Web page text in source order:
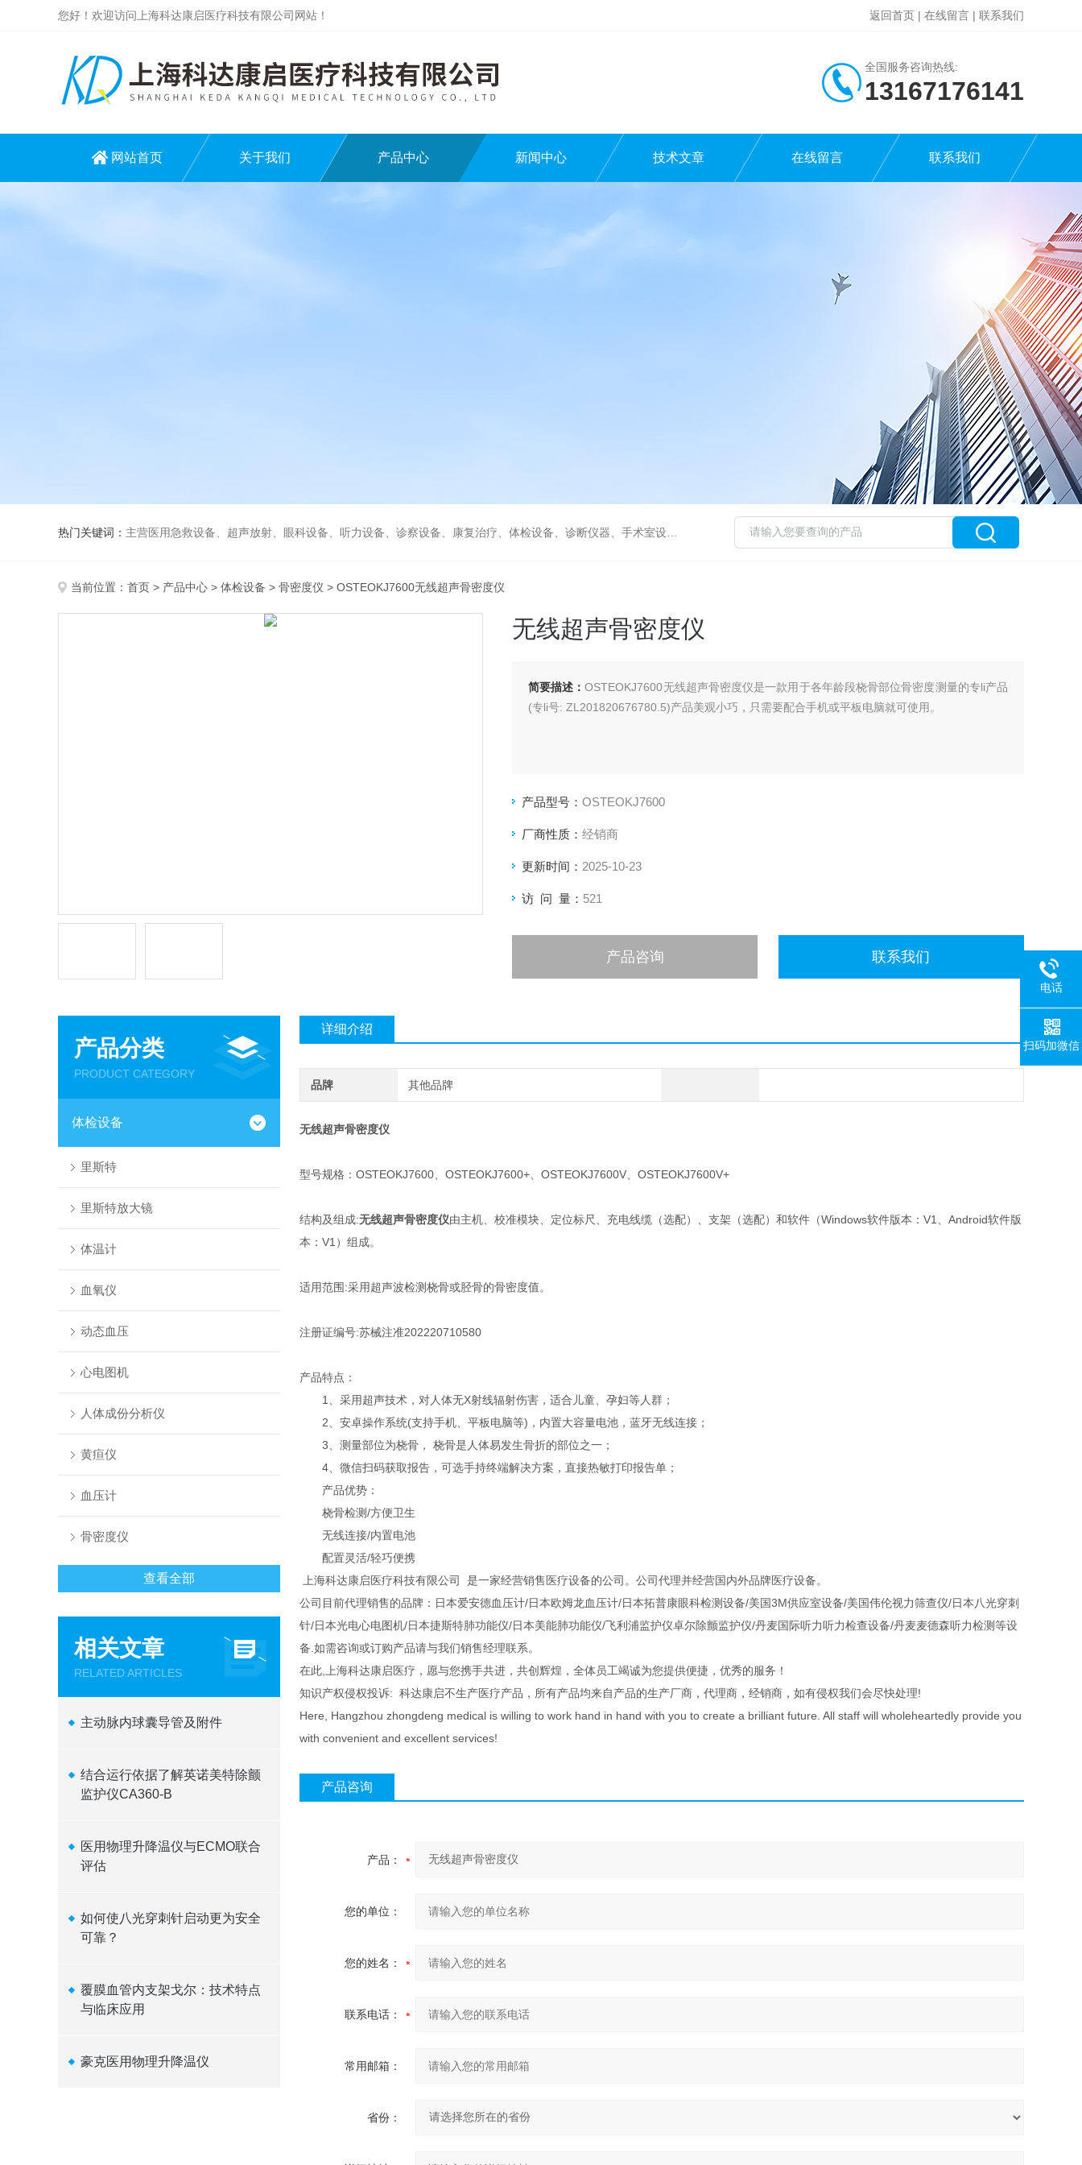
您好！欢迎访问上海科达康启医疗科技有限公司网站！ 返回首页 | 在线留言 | 联系我们
全国服务咨询热线:
13167176141
网站首页 关于我们 产品中心 新闻中心 技术文章 在线留言 联系我们
热门关键词： 主营医用急救设备、超声放射、眼科设备、听力设备、诊察设备、康复治疗、体检设备、诊断仪器、手术室设备急救室、监护设备诊疗室等医疗设备。
当前位置： 首页 > 产品中心 > 体检设备 > 骨密度仪 > OSTEOKJ7600无线超声骨密度仪
无线超声骨密度仪
简要描述：OSTEOKJ7600无线超声骨密度仪是一款用于各年龄段桡骨部位骨密度测量的专li产品
(专li号: ZL201820676780.5)产品美观小巧，只需要配合手机或平板电脑就可使用。
产品型号： OSTEOKJ7600
厂商性质： 经销商
更新时间： 2025-10-23
访 问 量： 521
产品咨询 联系我们
产品分类
PRODUCT CATEGORY
体检设备
里斯特
里斯特放大镜
体温计
血氧仪
动态血压
心电图机
人体成份分析仪
黄疸仪
血压计
骨密度仪
查看全部
相关文章
RELATED ARTICLES
主动脉内球囊导管及附件
结合运行依据了解英诺美特除颤
监护仪CA360-B
医用物理升降温仪与ECMO联合
评估
如何使八光穿刺针启动更为安全
可靠？
覆膜血管内支架戈尔：技术特点
与临床应用
豪克医用物理升降温仪
详细介绍
品牌 其他品牌
无线超声骨密度仪
型号规格：OSTEOKJ7600、OSTEOKJ7600+、OSTEOKJ7600V、OSTEOKJ7600V+
结构及组成:无线超声骨密度仪由主机、校准模块、定位标尺、充电线缆（选配）、支架（选配）和软件（Windows软件版本：V1、Android软件版
本：V1）组成。
适用范围:采用超声波检测桡骨或胫骨的骨密度值。
注册证编号:苏械注准202220710580
产品特点：
1、采用超声技术，对人体无X射线辐射伤害，适合儿童、孕妇等人群；
2、安卓操作系统(支持手机、平板电脑等)，内置大容量电池，蓝牙无线连接；
3、测量部位为桡骨， 桡骨是人体易发生骨折的部位之一；
4、微信扫码获取报告，可选手持终端解决方案，直接热敏打印报告单；
产品优势：
桡骨检测/方便卫生
无线连接/内置电池
配置灵活/轻巧便携
上海科达康启医疗科技有限公司 是一家经营销售医疗设备的公司。公司代理并经营国内外品牌医疗设备。
公司目前代理销售的品牌：日本爱安德血压计/日本欧姆龙血压计/日本拓普康眼科检测设备/美国3M供应室设备/美国伟伦视力筛查仪/日本八光穿刺
针/日本光电心电图机/日本捷斯特肺功能仪/日本美能肺功能仪/飞利浦监护仪卓尔除颤监护仪/丹麦国际听力听力检查设备/丹麦麦德森听力检测等设
备.如需咨询或订购产品请与我们销售经理联系。
在此,上海科达康启医疗，愿与您携手共进，共创辉煌，全体员工竭诚为您提供便捷，优秀的服务！
知识产权侵权投诉: 科达康启不生产医疗产品，所有产品均来自产品的生产厂商，代理商，经销商，如有侵权我们会尽快处理!
Here, Hangzhou zhongdeng medical is willing to work hand in hand with you to create a brilliant future. All staff will wholeheartedly provide you
with convenient and excellent services!
产品咨询
产品：
您的单位：
您的姓名：
联系电话：
常用邮箱：
省份：
电话
扫码加微信